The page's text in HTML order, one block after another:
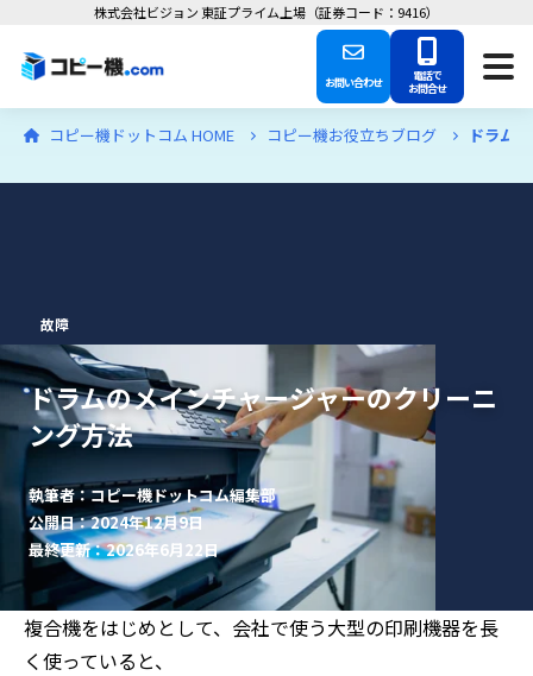
株式会社ビジョン 東証プライム上場（証券コード：9416）
お問い合わせ 電話で
お問合せ
コピー機ドットコム HOME コピー機お役立ちブログ ドラム
故障
ドラムのメインチャージャーのクリーニ
ング方法
執筆者：コピー機ドットコム編集部
公開日：2024年12月9日
最終更新：2026年6月22日
複合機をはじめとして、会社で使う大型の印刷機器を長
く使っていると、